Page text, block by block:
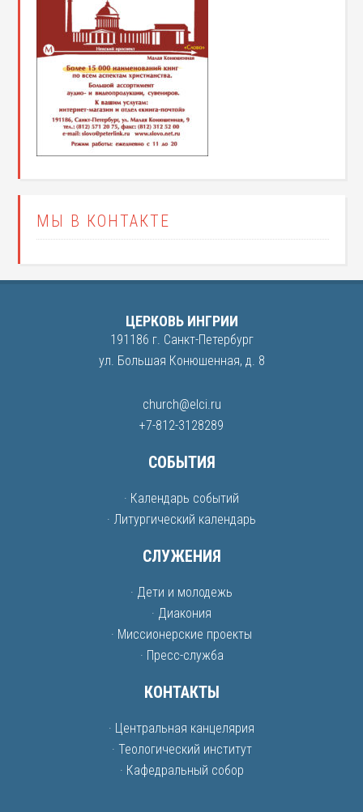
МЫ В КОНТАКТЕ
ЦЕРКОВЬ ИНГРИИ
191186 г. Санкт-Петербург
ул. Большая Конюшенная, д. 8
church@elci.ru
+7-812-3128289
СОБЫТИЯ
· Календарь событий
· Литургический календарь
СЛУЖЕНИЯ
· Дети и молодежь
· Диакония
· Миссионерские проекты
· Пресс-служба
КОНТАКТЫ
· Центральная канцелярия
· Теологический институт
· Кафедральный собор